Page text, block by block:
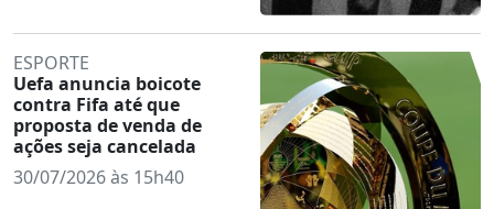
ESPORTE
Uefa anuncia boicote
contra Fifa até que
proposta de venda de
ações seja cancelada
30/07/2026 às 15h40